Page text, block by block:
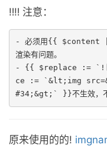
‼️‼️ 注意：
- 必须用{{ $content
渲染有问题。
- {{ $replace :=
ce := `&lt;img
#34;&gt;` }}不生效，不
原来使用的的!